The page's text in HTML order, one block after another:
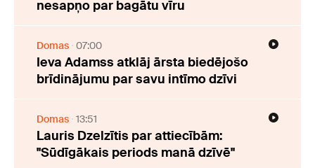
nesapņo par bagātu vīru
Domas 07:00
Ieva Adamss atklāj ārsta biedējošo
brīdinājumu par savu intīmo dzīvi
Domas 13:51
Lauris Dzelzītis par attiecībām:
"Sūdīgākais periods manā dzīvē"